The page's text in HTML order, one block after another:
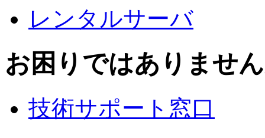
レンタルサーバ
お困りではありませ
技術サポート窓口